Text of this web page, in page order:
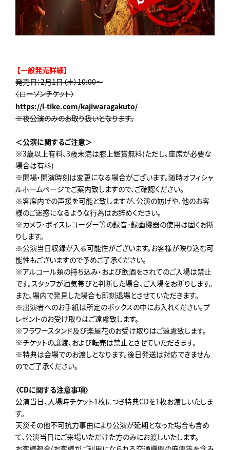
【一般発売詳細】
発売日：2月1日（土）10:00～
〈ローソンチケット〉
https://l-tike.com/kajiwaragakuto/
※夜公演のみのお取り扱いとなります。
＜公演に関するご注意＞
※3歳以上有料、3歳未満は膝上鑑賞無料(ただし、座席が必要な
場合は有料)
※開場・開演時刻は変更になる場合がございます。随時オフィシャ
ルホームページでご案内致しますので、ご確認ください。
※客席内での声援を可能と致しますが、公演の妨げや、他のお客
様のご迷惑になるような行為はお辞めください。
※カメラ･ボイスレコーダー等の録音･録画機器の使用は固くお断
りします。
※公演当日収録が入る可能性がございます。お客様が映り込む可
能性もございますので予めご了承ください。
※アルコール類の持ち込み・および飲酒をされてのご入場は禁止
です。スタッフが酒気帯びと判断した場合、ご入場をお断りします。
また、場内で発見した場合も即刻退場とさせていただきます。
※出演者へのお手紙は所定のボックスの中にお入れください。プ
レゼントのお受け取りはご遠慮致します。
※フラワースタンド及び楽屋花のお受け取りはご遠慮致します。
※チケットの譲渡、および転売は禁止とさせていただきます。
※特典は会場でのお渡しとなります。後日発送は対応できません
のでご了承ください。
〈CDに関する注意事項〉
公演当日、入場時チケット1枚につき特典CDを1枚お渡しいたしま
す。
天災その他不可抗力事由により公演が延期となった場合も含め
て、公演当日にご来場いただけた方のみにお渡しいたします。